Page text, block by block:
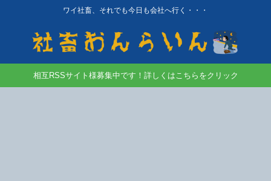
ワイ社畜、それでも今日も会社へ行く・・・
相互RSSサイト様募集中です！詳しくはこちらをクリック